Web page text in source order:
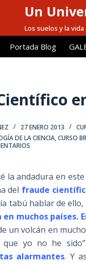
Un
Los suelos y la vida
Portada Blog
27 ENERO 2013
DE LA CIENCIA,CURSO
la andadura en
del fraude
tabú hablar de
muchos países.
un volcán en
yo no he sido”.
alarmantes. Y